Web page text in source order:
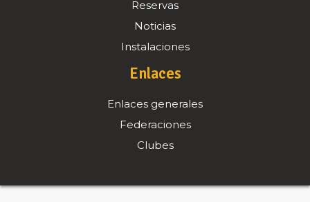
Reservas
Noticias
Instalaciones
Enlaces
Enlaces generales
Federaciones
Clubes